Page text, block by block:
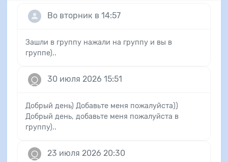
Во вторник в 14:57
Зашли в группу нажали на группу и вы в
группе)..
30 июля 2026 15:51
Добрый день) Добавьте меня пожалуйста))
Добрый день, добавьте меня пожалуйста в
группу)..
23 июля 2026 20:30